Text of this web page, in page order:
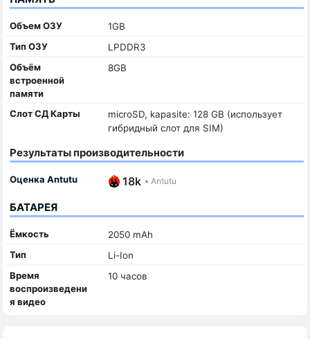
Объем ОЗУ
1GB
Тип ОЗУ
LPDDR3
Объём
встроенной
памяти
8GB
Слот СД Карты
microSD, kapasite: 128 GB (использует
гибридный слот для SIM)
Результаты производительности
Оценка Antutu 18k • Antutu
БАТАРЕЯ
Ёмкость
2050 mAh
Тип
Li-Ion
Время
воспроизведени
я видео
10 часов